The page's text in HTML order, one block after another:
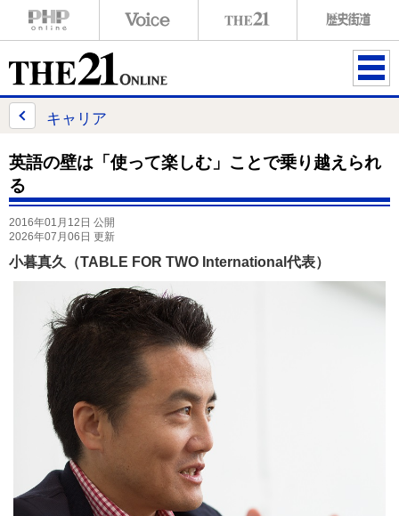
ME
キャリア
英語の壁は「使って楽しむ」ことで乗り越えられ
る
2016年01月12日 公開
2026年07月06日 更新
小暮真久（TABLE FOR TWO International代表）